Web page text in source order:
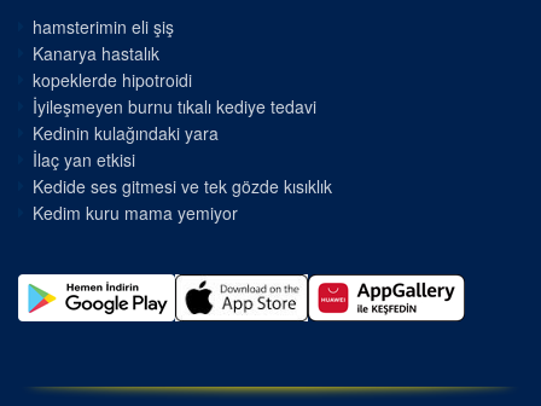
hamsterimin eli şiş
Kanarya hastalık
kopeklerde hipotroidi
İyileşmeyen burnu tıkalı kediye tedavi
Kedinin kulağındaki yara
İlaç yan etkisi
Kedide ses gitmesi ve tek gözde kısıklık
Kedim kuru mama yemiyor